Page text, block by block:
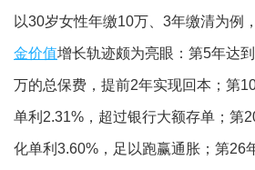
以30岁女性年缴10万、3年缴清为例
金价值增长轨迹颇为亮眼：第5年达
万的总保费，提前2年实现回本；第
单利2.31%，超过银行大额存单；第
化单利3.60%，足以跑赢通胀；第26